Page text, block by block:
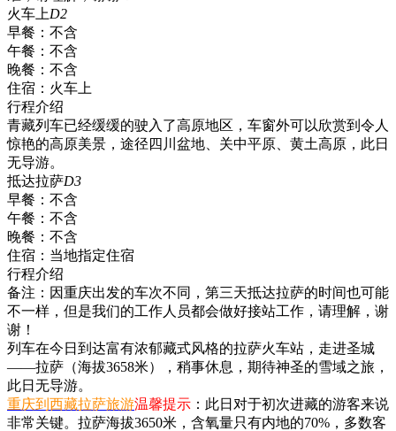
火车上D2
早餐： 不含
午餐： 不含
晚餐： 不含
住宿： 火车上
行程介绍
青藏列车已经缓缓的驶入了高原地区，车窗外可以欣赏到令人
惊艳的高原美景，途径四川盆地、关中平原、黄土高原，此日
无导游。
抵达拉萨D3
早餐： 不含
午餐： 不含
晚餐： 不含
住宿： 当地指定住宿
行程介绍
备注：因重庆出发的车次不同，第三天抵达拉萨的时间也可能
不一样，但是我们的工作人员都会做好接站工作，请理解，谢
谢！
列车在今日到达富有浓郁藏式风格的拉萨火车站，走进圣城
——拉萨（海拔3658米），稍事休息，期待神圣的雪域之旅，
此日无导游。
重庆到西藏拉萨旅游温馨提示 ：此日对于初次进藏的游客来说
非常关键。拉萨海拔3650米，含氧量只有内地的70%，多数客